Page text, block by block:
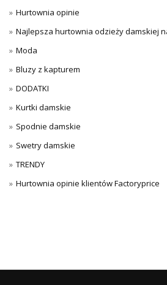
Hurtownia opinie
Najlepsza hurtownia odzieży damskiej
Moda
Bluzy z kapturem
DODATKI
Kurtki damskie
Spodnie damskie
Swetry damskie
TRENDY
Hurtownia opinie klientów Factoryprice